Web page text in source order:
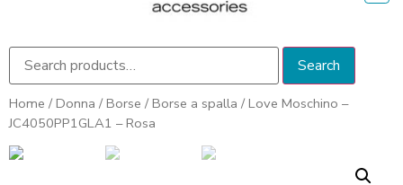
Search
Home / Donna / Borse / Borse a spalla / Love Moschino –
JC4050PP1GLA1 – Rosa